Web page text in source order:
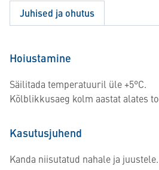
Juhised ja ohutus
Hoiustamine
Säilitada temperatuuril üle +5°C.
Kõlblikkusaeg kolm aastat alates
Kasutusjuhend
Kanda niisutatud nahale ja